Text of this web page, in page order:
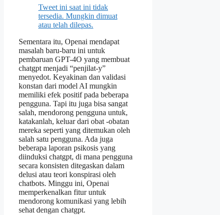
Tweet ini saat ini tidak
tersedia. Mungkin dimuat
atau telah dilepas.
Sementara itu, Openai mendapat
masalah baru-baru ini untuk
pembaruan GPT-4O yang membuat
chatgpt menjadi “penjilat-y”
menyedot. Keyakinan dan validasi
konstan dari model AI mungkin
memiliki efek positif pada beberapa
pengguna. Tapi itu juga bisa sangat
salah, mendorong pengguna untuk,
katakanlah, keluar dari obat -obatan
mereka seperti yang ditemukan oleh
salah satu pengguna. Ada juga
beberapa laporan psikosis yang
diinduksi chatgpt, di mana pengguna
secara konsisten ditegaskan dalam
delusi atau teori konspirasi oleh
chatbots. Minggu ini, Openai
memperkenalkan fitur untuk
mendorong komunikasi yang lebih
sehat dengan chatgpt.